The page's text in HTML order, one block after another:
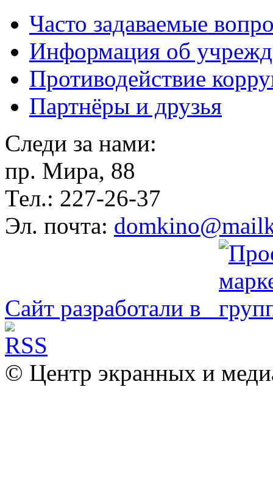
Часто задаваемые
Информация об
Противодействие
Партнёры и друзья
Следи за нами:
пр. Мира, 88
Тел.: 227-26-37
Эл. почта:
Сайт разработали в
© Центр экранных и